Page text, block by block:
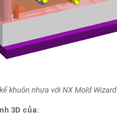
khuôn nhựa với NX Mold Wizard
3D của: